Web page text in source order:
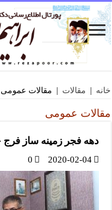
خانه مقالات مقالات عمومی
مقالات عمومی
دهه فجر زمینه ساز فرج
2020-02-04
0